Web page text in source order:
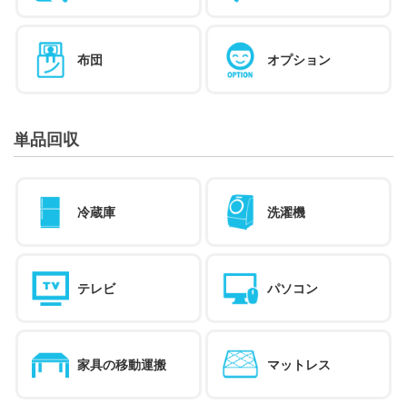
布団 オプション
単品回収
冷蔵庫 洗濯機
テレビ パソコン
家具の移動運搬 マットレス